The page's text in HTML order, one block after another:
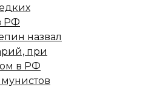
РФ
назвал
при
в РФ